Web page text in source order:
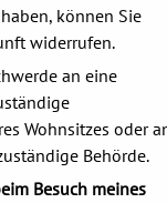
können Sie
widerrufen.
an eine
Wohnsitzes oder
Behörde.
Besuch meines